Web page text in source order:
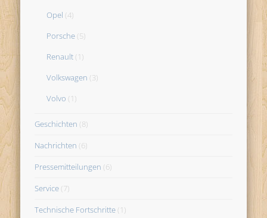
Opel (4)
Porsche (5)
Renault (1)
Volkswagen (3)
Volvo (1)
Geschichten (8)
Nachrichten (6)
Pressemitteilungen (6)
Service (7)
Technische Fortschritte (1)